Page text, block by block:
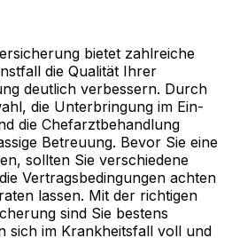
bietet zahlreiche
die Qualität Ihrer
deutlich verbessern. Durch
die Unterbringung im Ein-
die Chefarztbehandlung
Betreuung. Bevor Sie eine
sollten Sie verschiedene
Vertragsbedingungen achten
lassen. Mit der richtigen
sind Sie bestens
sich im Krankheitsfall voll und